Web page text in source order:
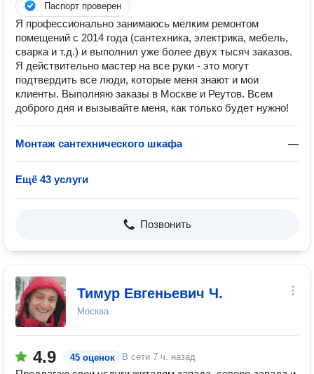
Паспорт проверен
Я профессионально занимаюсь мелким ремонтом
помещений c 2014 года (сантехника, электрика, мебель,
сварка и т.д.) и выполнил уже более двух тысяч заказов.
Я действительно мастер на все руки - это могут
подтвердить все люди, которые меня знают и мои
клиенты. Выполняю заказы в Москве и Реутов. Всем
доброго дня и вызывайте меня, как только будет нужно!
Монтаж сантехнического шкафа —
Ещё 43 услуги
Позвонить
Тимур Евгеньевич Ч.
Москва
4.9 45 оценок В сети 7 ч. назад